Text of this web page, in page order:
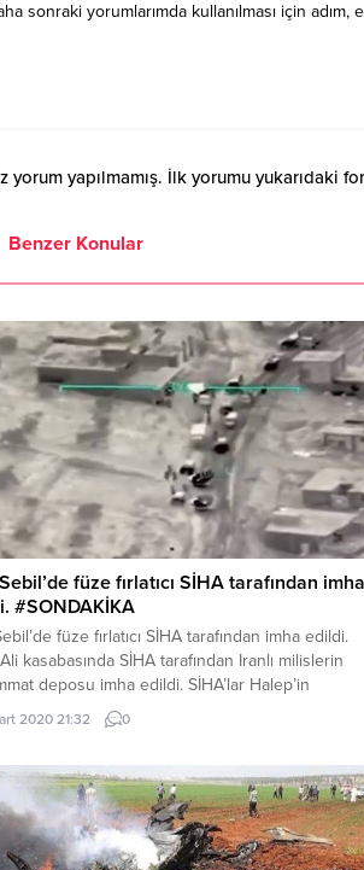
sonraki yorumlarımda kullanılması için
yorum yapılmamış. İlk yorumu yukarıdaki
Benzer Konular
füze fırlatıcı SİHA tarafından imha
#SONDAKİKA
füze fırlatıcı SİHA tarafından imha edildi.
kasabasında SİHA tarafından Iranlı milislerin
deposu imha edildi. SİHA’lar Halep’in
Zurba’da mühimmat deposunu imha etti.
ait SİHA’lar Serakib’in kuzey batısında rejim
Rejim’in çatışma bölgesinden kaçırmaya
Rus yapımı...
2020 21:32 0